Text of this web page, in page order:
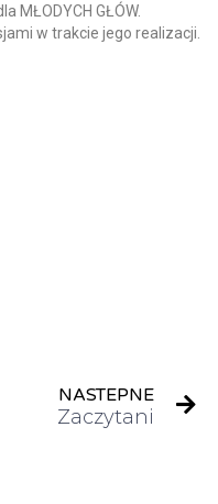
MŁODYCH GŁÓW.
w trakcie jego realizacji.
NASTEPNE
Zaczytani